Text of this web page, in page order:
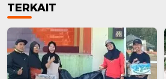
TERKAIT